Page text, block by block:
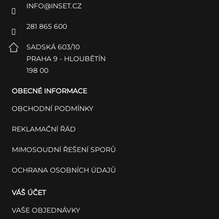
INFO@INSET.CZ
281 865 600
SADSKÁ 603/10
PRAHA 9 - HLOUBĚTÍN
198 00
OBECNÉ INFORMACE
OBCHODNÍ PODMÍNKY
REKLAMAČNÍ ŘÁD
MIMOSOUDNÍ ŘEŠENÍ SPORŮ
OCHRANA OSOBNÍCH ÚDAJŮ
VÁŠ ÚČET
VAŠE OBJEDNÁVKY